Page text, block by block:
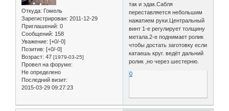
Откуда: Гомель
Зарегистрирован: 2011-12-29
Приглашений: 0
Сообщений: 158
Уважение: [+0/-0]
Позитив: [+0/-0]
Возраст: 47 [1979-03-25]
Провел на форуме:
Не определено
Последний визит:
2015-03-29 09:27:23
так и эдак.Сабля
переставляется небольшим
нажатием руки.Центральный
винт 1-е регулирует толщину
метала.2-е поднимает ролик
чтобы достать заготовку если
катаешь круг. ведёт дальний
ролик ,но через шестерню.
0